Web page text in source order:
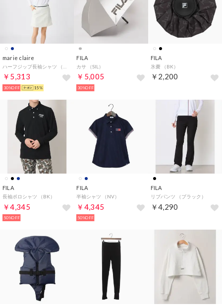
marie claire
￥5,313
30%OFF 15%
FILA
カサ （SIL）
￥5,005
30%OFF
FILA
氷嚢 （BK）
￥2,200
FILA
長袖ポロシャツ （BK）
￥4,345
50%OFF
FILA
半袖シャツ （NV）
￥4,345
50%OFF
FILA
リブパンツ （ブラック）
￥4,290